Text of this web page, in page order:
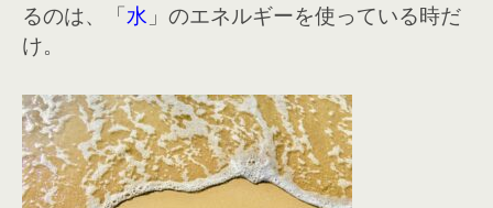
るのは、「水 」のエネルギーを使っている時だ
け。